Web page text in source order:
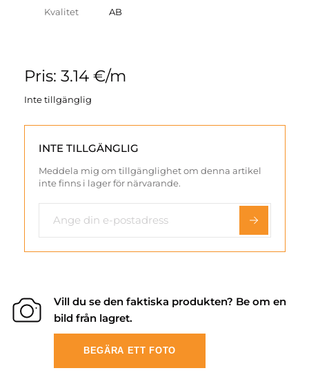
Kvalitet AB
Pris: 3.14 €/m
Inte tillgänglig
INTE TILLGÄNGLIG
Meddela mig om tillgänglighet om denna artikel
inte finns i lager för närvarande.
Vill du se den faktiska produkten? Be om en
bild från lagret.
BEGÄRA ETT FOTO